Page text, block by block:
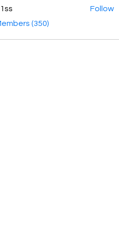
Follow
(350)